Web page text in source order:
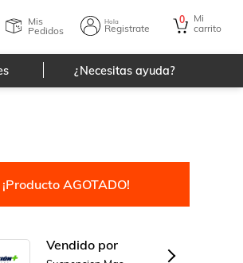
Mis
Pedidos
Hola
Registrate
0
Mi
carrito
¿Necesitas ayuda?
¡Producto AGOTADO!
Vendido por